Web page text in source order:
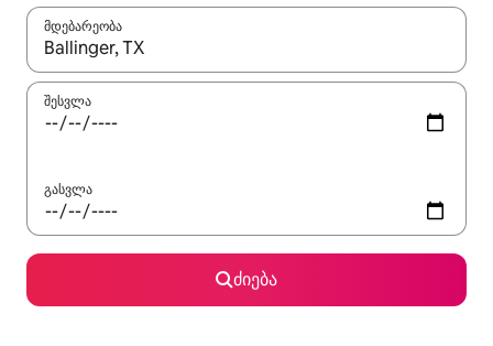
მდებარეობა
როცა შედეგები ხელმისაწვდომი გახდება, ნავიგაციისთვის
შესვლა
გასვლა
ძიება